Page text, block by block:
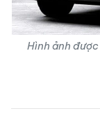
Hình ảnh